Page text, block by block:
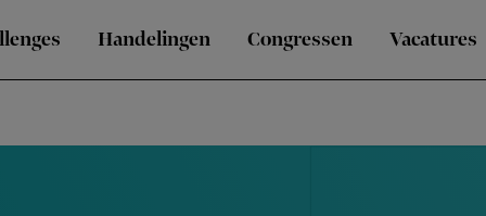
Handelingen Congressen Vacatures